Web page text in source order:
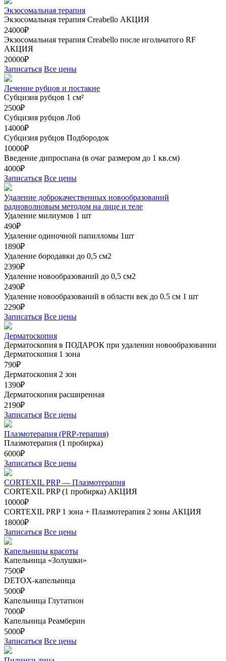
Экзосомальная терапия
Экзосомальная терапия Creabello АКЦИЯ
24000₽
Экзосомальная терапия Creabello после игольчатого RF
АКЦИЯ
20000₽
Записаться Все цены
Лечение рубцов и постакне
Субцизия рубцов 1 см²
2500₽
Субцизия рубцов Лоб
14000₽
Субцизия рубцов Подбородок
10000₽
Введение дипроспана (в очаг размером до 1 кв.см)
4000₽
Записаться Все цены
Удаление доброкачественных новообразований
радиоволновым методом на лице и теле
Удаление милиумов 1 шт
490₽
Удаление одиночной папилломы 1шт
1890₽
Удаление бородавки до 0,5 см2
2390₽
Удаление новообразований до 0,5 см2
2490₽
Удаление новообразований в области век до 0.5 см 1 шт
2290₽
Записаться Все цены
Дерматоскопия
Дерматоскопия в ПОДАРОК при удалении новообразовании
Дерматоскопия 1 зона
790₽
Дерматоскопия 2 зон
1390₽
Дерматоскопия расширенная
2190₽
Записаться Все цены
Плазмотерапия (PRP-терапия)
Плазмотерапия (1 пробирка)
6000₽
Записаться Все цены
CORTEXIL PRP — Плазмотерапия
CORTEXIL PRP (1 пробирка) АКЦИЯ
10000₽
CORTEXIL PRP 1 зона + Плазмотерапия 2 зоны АКЦИЯ
18000₽
Записаться Все цены
Капельницы красоты
Капельница «Золушки»
7500₽
DETOX-капельница
5000₽
Капельница Глутатион
7000₽
Капельница Реамберин
5000₽
Записаться Все цены